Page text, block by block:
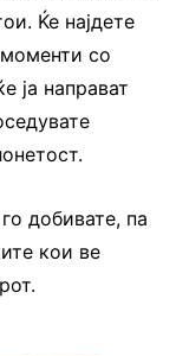
Ќе најдете
со
ја направат
добивате, па
кои ве